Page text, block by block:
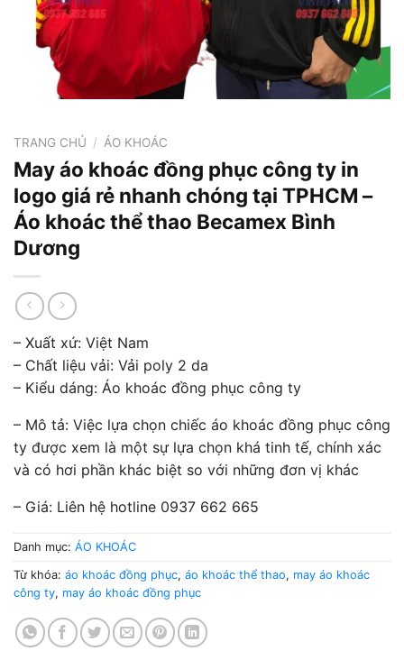
TRANG CHỦ / ÁO KHOÁC
May áo khoác đồng phục công ty in
logo giá rẻ nhanh chóng tại TPHCM –
Áo khoác thể thao Becamex Bình
Dương
– Xuất xứ: Việt Nam
– Chất liệu vải: Vải poly 2 da
– Kiểu dáng: Áo khoác đồng phục công ty
– Mô tả: Việc lựa chọn chiếc áo khoác đồng phục công
ty được xem là một sự lựa chọn khá tinh tế, chính xác
và có hơi phần khác biệt so với những đơn vị khác
– Giá: Liên hệ hotline 0937 662 665
Danh mục: ÁO KHOÁC
Từ khóa: áo khoác đồng phục, áo khoác thể thao, may áo khoác
công ty, may áo khoác đồng phục